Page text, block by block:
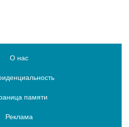
О нас
памяти
Реклама